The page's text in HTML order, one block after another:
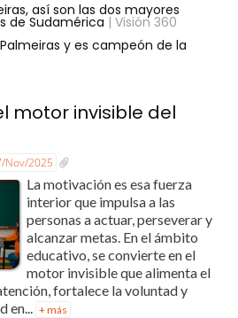
así son las dos mayores
de Sudamérica | Visión 360
y es campeón de la
motor invisible del
Nov/2025
La motivación es esa fuerza
interior que impulsa a las
personas a actuar, perseverar y
alcanzar metas. En el ámbito
educativo, se convierte en el
motor invisible que alimenta el
fortalece la voluntad y
en... + más